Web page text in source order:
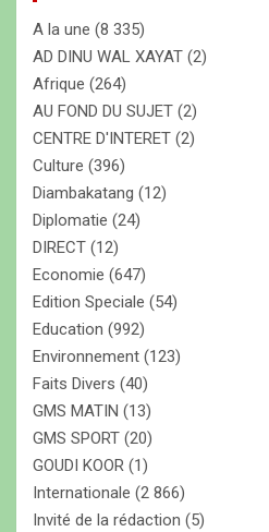
c
h
e
r
A la une (8 335)
AD DINU WAL XAYAT (2)
Afrique (264)
AU FOND DU SUJET (2)
CENTRE D'INTERET (2)
Culture (396)
Diambakatang (12)
Diplomatie (24)
DIRECT (12)
Economie (647)
Edition Speciale (54)
Education (992)
Environnement (123)
Faits Divers (40)
GMS MATIN (13)
GMS SPORT (20)
GOUDI KOOR (1)
Internationale (2 866)
Invité de la rédaction (5)